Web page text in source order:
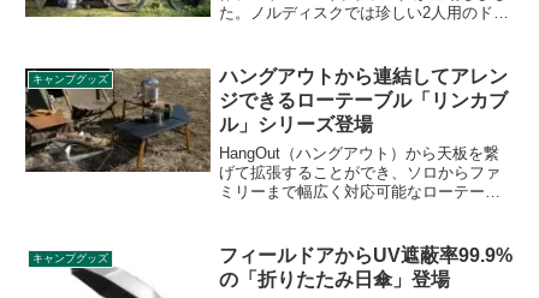
た。ノルディスクでは珍しい2人用のドー
をレビューします。
キャンプグッズ
ハングアウトから連結してアレン
ジできるローテーブル「リンカブ
ル」シリーズ登場
HangOut（ハングアウト）から天板を繋
げて拡張することができ、ソロからファ
ミリーまで幅広く対応可能なローテーブ
対応できます。詳細をレビューします。
キャンプグッズ
フィールドアからUV遮蔽率99.9%
の「折りたたみ日傘」登場